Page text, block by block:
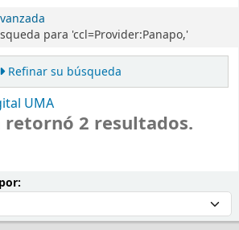
para 'ccl=Provider:Panapo,'
Refinar su búsqueda
UMA
retornó 2 resultados.